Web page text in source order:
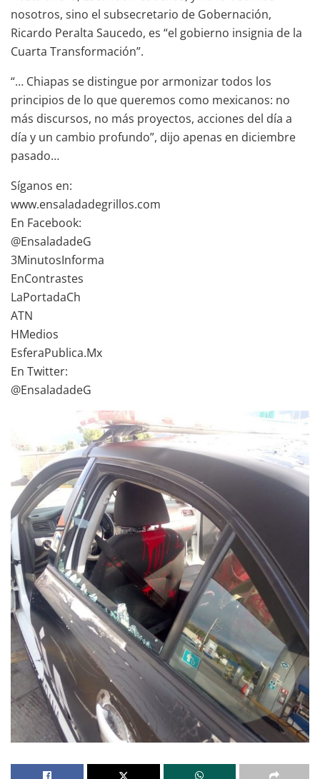
nosotros, sino el subsecretario de Gobernación,
Ricardo Peralta Saucedo, es “el gobierno insignia de la
Cuarta Transformación”.
“… Chiapas se distingue por armonizar todos los
principios de lo que queremos como mexicanos: no
más discursos, no más proyectos, acciones del día a
día y un cambio profundo”, dijo apenas en diciembre
pasado…
Síganos en:
www.ensaladadegrillos.com
En Facebook:
@EnsaladadeG
3MinutosInforma
EnContrastes
LaPortadaCh
ATN
HMedios
EsferaPublica.Mx
En Twitter:
@EnsaladadeG